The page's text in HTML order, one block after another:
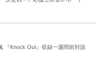
『Knock Out』収録一週間前対談